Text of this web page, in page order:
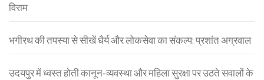
विराम
भगीरथ की तपस्या से सीखें धैर्य और लोकसेवा का संकल्प: प्रशांत अग्रवाल
उदयपुर में ध्वस्त होती कानून-व्यवस्था और महिला सुरक्षा पर उठते सवालों के